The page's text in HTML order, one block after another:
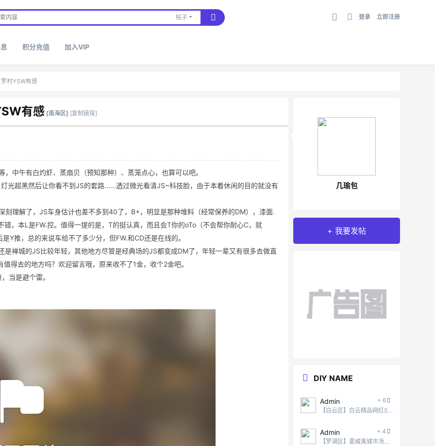
帖子 登录 立即注册
积分充值 加入VIP
村YSW有感
有感 [南海区] [复制链接]
中午有白灼虾、蒸扇贝（预知那种）、蒸笼点心，也算可以吧。
光超黑然后让你看不到JS的套路......透过微光看清JS~科技脸，由于本着休闲的目的就没有
刻理解了，JS车身估计也差不多到40了，B+，明显是那种堆料（经常保养的DM），漆面.
，本L是FW.控。值得一提的是，T的挺认真，而且会T你的oTo（不会帮你耐心C，就
Y推，总的来说车给不了多少分，但FW.和CD还是在线的。
禅城的JS比较年轻，其他地方尽管是经典场的JS都变成DM了，年轻一辈又有很多去做直
得去的地方吗？欢迎留言哦，原来收不了1金，收个2金吧。
当是避个雷。
几瑜包
+ 我要发帖
DIY NAME
Admin
+ 6
【白云区】白云精品网红SPA #5
Admin
+ 4
【罗湖区】夏威夷城市汤泉 #2